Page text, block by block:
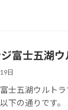
富士五湖
日
士五湖ウルト
以下の通りで